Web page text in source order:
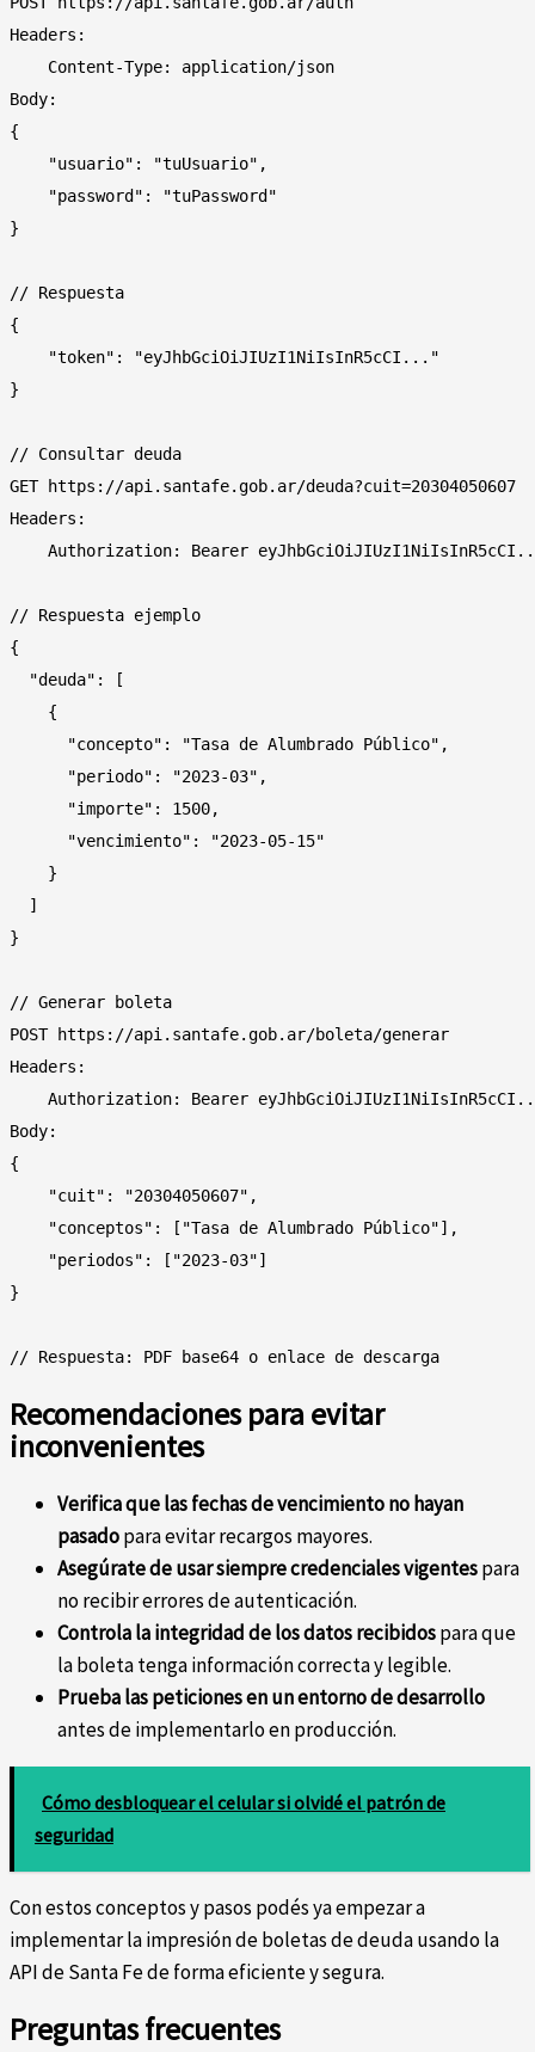
Headers:
    Content-Type: application/json
Body:
{
    "usuario": "tuUsuario",
    "password": "tuPassword"
}
// Respuesta
{
    "token": "eyJhbGciOiJIUzI1NiIsInR5cCI..."
}
// Consultar deuda
GET https://api.santafe.gob.ar/deuda?cuit=20304050607
Headers:
Authorization: Bearer
// Respuesta ejemplo
{
  "deuda": [
    {
      "concepto": "Tasa de Alumbrado Público",
      "periodo": "2023-03",
      "importe": 1500,
      "vencimiento": "2023-05-15"
    }
  ]
}
// Generar boleta
POST https://api.santafe.gob.ar/boleta/generar
Headers:
Authorization: Bearer
Body:
{
    "cuit": "20304050607",
    "conceptos": ["Tasa de Alumbrado Público"],
    "periodos": ["2023-03"]
}
Recomendaciones para evitar
inconvenientes
Verifica que las fechas de vencimiento no hayan
pasadopara evitar recargos mayores.
Asegúrate de usar siempre credenciales vigentespara
no recibir errores de autenticación.
Controla la integridad de los datos recibidospara que
la boleta tenga información correcta y legible.
Prueba las peticiones en un entorno de desarrollo
antes de implementarlo en producción.
Cómo desbloquear el celular si olvidé el patrón de
seguridad
Con estos conceptos y pasos podés ya empezar a
implementar la impresión de boletas de deuda usando la
API de Santa Fe de forma eficiente y segura.
Preguntas frecuentes